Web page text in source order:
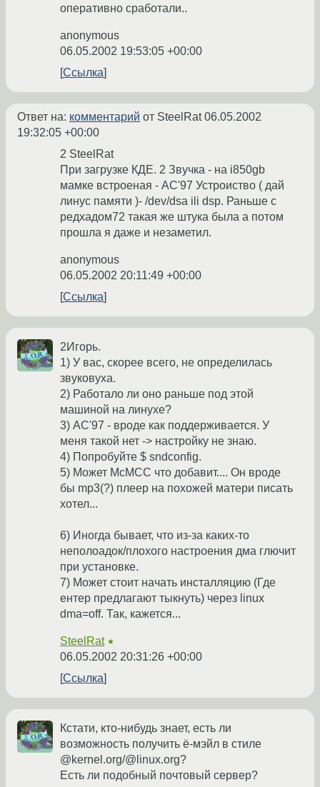
оперативно сработали..
anonymous
06.05.2002 19:53:05 +00:00
Ссылка
Ответ на: комментарий от SteelRat06.05.2002
19:32:05 +00:00
2 SteelRat
При загрузке КДЕ. 2 Звучка - на i850gb
мамке встроеная - AC'97 Устроиство ( дай
линус памяти )- /dev/dsa ili dsp. Раньше с
редхадом72 такая же штука была а потом
прошла я даже и незаметил.
anonymous
06.05.2002 20:11:49 +00:00
Ссылка
2Игорь.
1) У вас, скорее всего, не определилась
звуковуха.
2) Работало ли оно раньше под этой
машиной на линухе?
3) AC'97 - вроде как поддерживается. У
меня такой нет -> настройку не знаю.
4) Попробуйте $ sndconfig.
5) Может McMCC что добавит.... Он вроде
бы mp3(?) плеер на похожей матери писать
хотел...
6) Иногда бывает, что из-за каких-то
неполоадок/плохого настроения дма глючит
при установке.
7) Может стоит начать инсталляцию (Где
ентер предлагают тыкнуть) через linux
dma=off. Так, кажется...
SteelRat ★
06.05.2002 20:31:26 +00:00
Ссылка
Кстати, кто-нибудь знает, есть ли
возможность получить ё-мэйл в стиле
@kernel.org/@linux.org?
Есть ли подобный почтовый сервер?